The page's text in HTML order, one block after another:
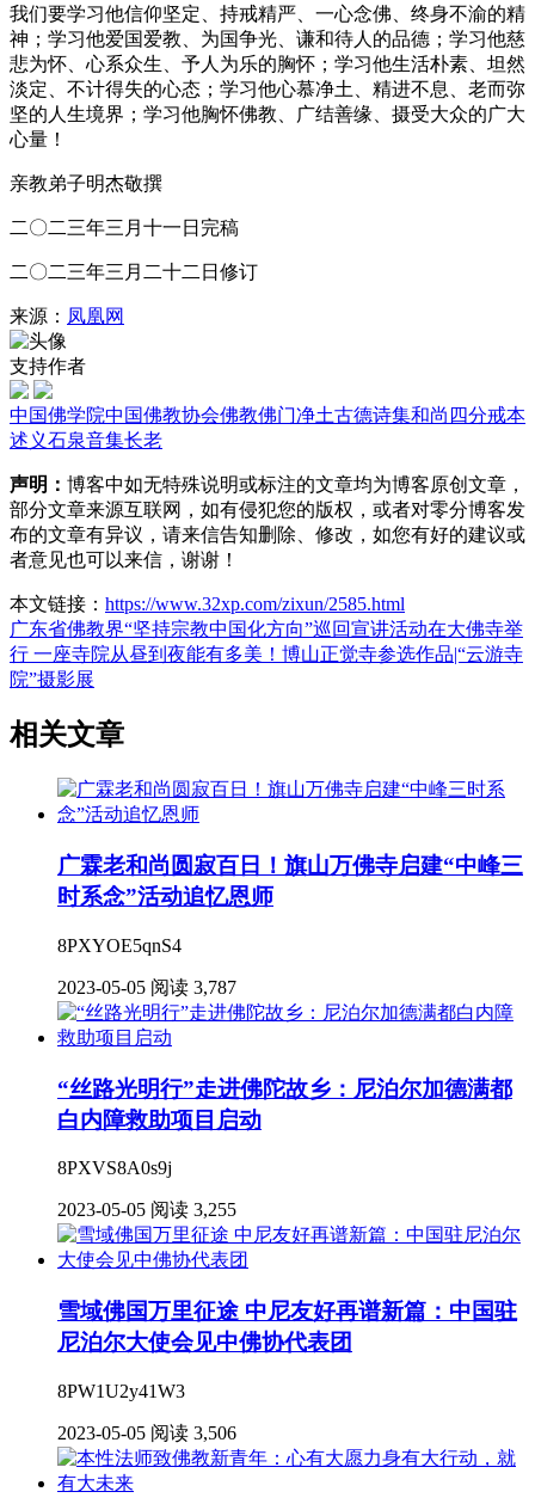
我们要学习他信仰坚定、持戒精严、一心念佛、终身不渝的精
神；学习他爱国爱教、为国争光、谦和待人的品德；学习他慈
悲为怀、心系众生、予人为乐的胸怀；学习他生活朴素、坦然
淡定、不计得失的心态；学习他心慕净土、精进不息、老而弥
坚的人生境界；学习他胸怀佛教、广结善缘、摄受大众的广大
心量！
亲教弟子明杰敬撰
二〇二三年三月十一日完稿
二〇二三年三月二十二日修订
来源： 凤凰网
支持作者
中国佛学院中国佛教协会佛教佛门净土古德诗集和尚 四分戒本
述义石泉音集长老
声明： 博客中如无特殊说明或标注的文章均为博客原创文章，
部分文章来源互联网，如有侵犯您的版权，或者对零分博客发
布的文章有异议，请来信告知删除、修改，如您有好的建议或
者意见也可以来信，谢谢！
本文链接： https://www.32xp.com/zixun/2585.html
广东省佛教界“坚持宗教中国化方向”巡回宣讲活动在大佛寺举
行 一座寺院从昼到夜能有多美！博山正觉寺参选作品|“云游寺
院”摄影展
相关文章
广霖老和尚圆寂百日！旗山万佛寺启建“中峰三
时系念”活动追忆恩师
8PXYOE5qnS4
2023-05-05 阅读 3,787
“丝路光明行”走进佛陀故乡：尼泊尔加德满都
白内障救助项目启动
8PXVS8A0s9j
2023-05-05 阅读 3,255
雪域佛国万里征途 中尼友好再谱新篇：中国驻
尼泊尔大使会见中佛协代表团
8PW1U2y41W3
2023-05-05 阅读 3,506